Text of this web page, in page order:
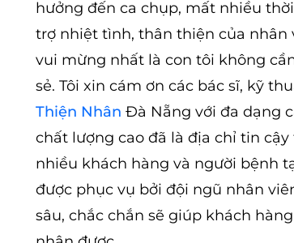
hưởng đến ca chụp, mất nhiều
trợ nhiệt tình, thân thiện của nhân
vui mừng nhất là con tôi không
sẻ. Tôi xin cám ơn các bác sĩ, kỹ
Thiện Nhân Đà Nẵng với đa dạng
chất lượng cao đã là địa chỉ tin
nhiều khách hàng và người bệnh
được phục vụ bởi đội ngũ nhân
sâu, chắc chắn sẽ giúp khách